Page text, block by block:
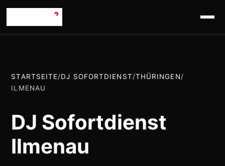
STARTSEITE/DJ SOFORTDIENST/THÜRINGEN/
ILMENAU
DJ Sofortdienst
Ilmenau